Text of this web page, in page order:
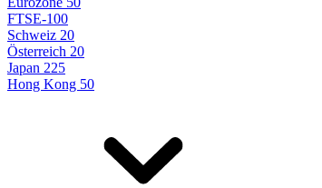
FTSE-100
Schweiz 20
Österreich 20
Japan 225
Hong Kong 50